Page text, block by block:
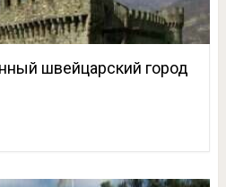
швейцарский город